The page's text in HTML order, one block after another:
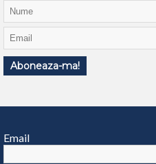
Email
Aboneaza-ma!
SISTEME PC MONITOARE TELEVIZOARE